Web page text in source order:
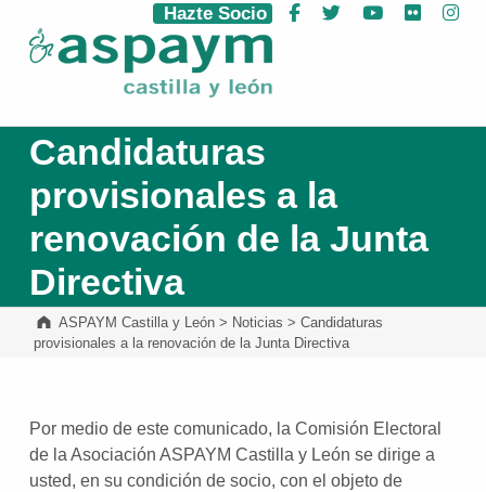
ASPAYM Castilla y León
Hazte Socio Facebook
Twitter YouTube
Flickr
Candidaturas
provisionales a la
renovación de la Junta
Directiva
ASPAYM Castilla y León> Noticias > Candidaturas
provisionales a la renovación de la Junta Directiva
Por medio de este comunicado, la Comisión Electoral
de la Asociación ASPAYM Castilla y León se dirige a
usted, en su condición de socio, con el objeto de